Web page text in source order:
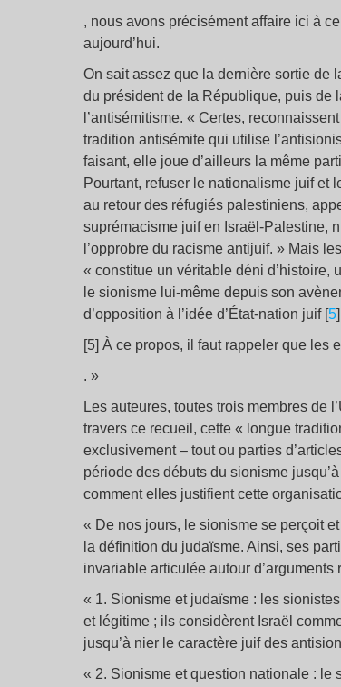
, nous avons précisément affaire ici à
aujourd’hui.
On sait assez que la dernière sortie de
du président de la République, puis de
l’antisémitisme. « Certes,
tradition antisémite qui utilise
faisant, elle joue d’ailleurs la même
Pourtant, refuser le nationalisme juif et
au retour des réfugiés palestiniens,
suprémacisme juif en Israël-Palestine,
l’opprobre du racisme antijuif. » Mais
« constitue un véritable déni d’histoire,
le sionisme lui-même depuis son
d’opposition à l’idée d’État-nation juif [5]
[5] À ce propos, il faut rappeler que les
. »
Les auteures, toutes trois membres de
travers ce recueil, cette « longue
exclusivement – tout ou parties
période des débuts du sionisme
comment elles justifient cette
« De nos jours, le sionisme se perçoit
la définition du judaïsme. Ainsi, ses
invariable articulée autour
« 1. Sionisme et judaïsme : les
et légitime ; ils considèrent Israël
jusqu’à nier le caractère juif des
« 2. Sionisme et question nationale : le